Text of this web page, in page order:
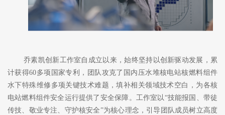
乔素凯创新工作室自成立以来，始终坚持以创新驱动发展，累
计获得60多项国家专利，团队攻克了国内压水堆核电站核燃料组件
水下特殊维修多项关键技术难题，填补相关领域技术空白，为各核
电站燃料组件安全运行提供了安全保障。工作室以“技能报国、带徒
传技、敬业专注、守护核安全”为核心理念，引导团队成员树立高度